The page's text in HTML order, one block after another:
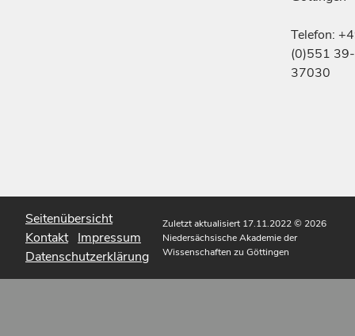
Telefon:
(0)551 39-
37030
Seitenübersicht
Kontakt Impressum
Datenschutzerklärung
Zuletzt aktualisiert 17.11.2022© 2026
Niedersächsische Akademie der
Wissenschaften zu Göttingen